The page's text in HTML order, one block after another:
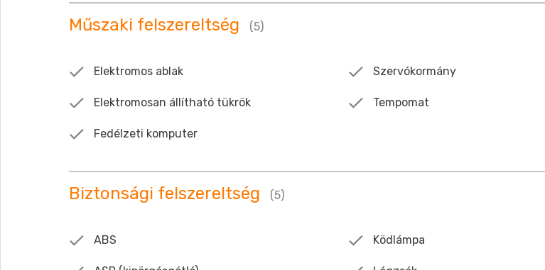
Műszaki felszereltség (5)
Elektromos ablak
Elektromosan állítható tükrök
Fedélzeti komputer
Szervókormány
Tempomat
Biztonsági felszereltség (5)
ABS Ködlámpa